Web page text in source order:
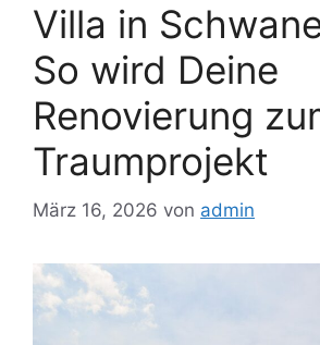
Villa in
So wird Deine
Renovierung
Traumprojekt
März 16, 2026 von admin